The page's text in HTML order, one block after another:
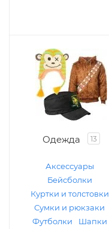
Одежда 13
Аксессуары
Бейсболки
Куртки и толстовки
Сумки и рюкзаки
Футболки
Шапки